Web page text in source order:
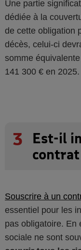
Une partie
dédiée à la
de cette obligation
décès, celui-ci
somme
141 300 € en 2025.
3
Est-il
contrat
Souscrire à un
essentiel pour les
pas obligatoire. En
sociale ne sont